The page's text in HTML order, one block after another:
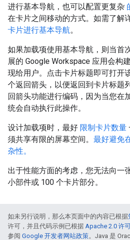
进行基本导航，也可以配置更复杂
在卡片之间移动的方式。如需了解
卡片进行基本导航。
如果加载项使用基本导航，则当首
展的 Google Workspace 应用会构
现给用户。点击卡片标题即可打开
个返回箭头，以便返回到卡片标题
回箭头功能进行编码，因为当您在
统会自动执行此操作。
设计加载项时，最好 限制卡片数量
须共享有限的屏幕空间。 最好避免
杂性。
出于性能方面的考虑，您无法向一
小部件或 100 个卡片部分。
如未另行说明，那么本页面中的内容已根据
许可，并且代码示例已根据 Apache 2.0 许
参阅 Google 开发者网站政策。Java 是